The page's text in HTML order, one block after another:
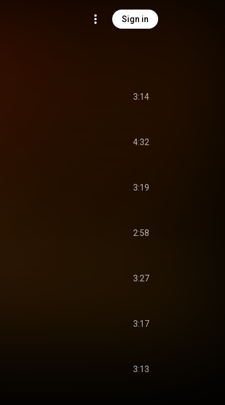
Sign in
3:14
4:32
3:19
2:58
3:27
3:17
3:13